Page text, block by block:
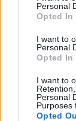
Personal
Opted In
I want to
Personal
Opted In
I want to
Personal
Purposes
Opted
ALTRE